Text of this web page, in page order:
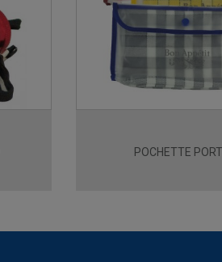
POCHETTE